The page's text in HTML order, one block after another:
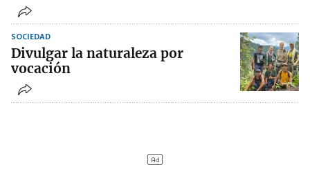
SOCIEDAD
Divulgar la naturaleza por
vocación